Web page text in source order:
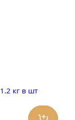
кг в шт